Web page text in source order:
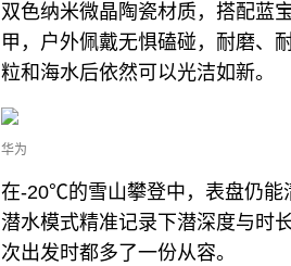
双色纳米微晶陶瓷材质，搭配蓝
甲，户外佩戴无惧磕碰，耐磨、
粒和海水后依然可以光洁如新。
华为
在-20℃的雪山攀登中，表盘仍能
潜水模式精准记录下潜深度与时
次出发时都多了一份从容。